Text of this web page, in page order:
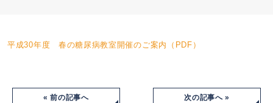
平成30年度 春の糖尿病教室開催のご案内（PDF）
« 前の記事へ 次の記事へ »